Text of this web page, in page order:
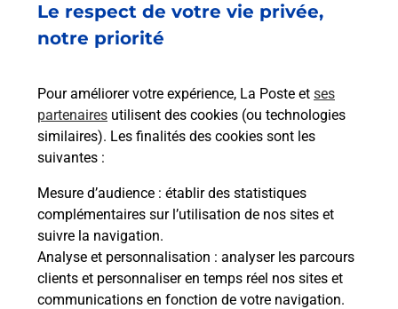
Le respect de votre vie privée,
notre priorité
Pour améliorer votre expérience, La Poste et ses
partenaires utilisent des cookies (ou technologies
similaires). Les finalités des cookies sont les
suivantes :
Mesure d’audience : établir des statistiques
complémentaires sur l’utilisation de nos sites et
suivre la navigation.
Analyse et personnalisation : analyser les parcours
clients et personnaliser en temps réel nos sites et
communications en fonction de votre navigation.
Est-il possible d’acheter un
emballage directement depuis un
Comment demander une
modification de livraison ?
Comment La Poste participe-t-elle
à votre sécurité au quotidien ?